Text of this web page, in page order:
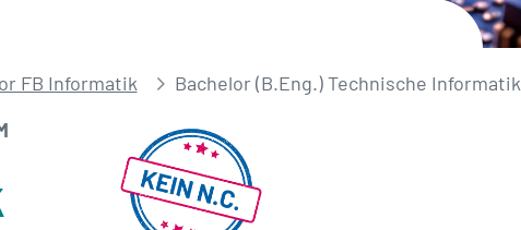
FB Informatik
Bachelor (B.Eng.) Technische Informatik